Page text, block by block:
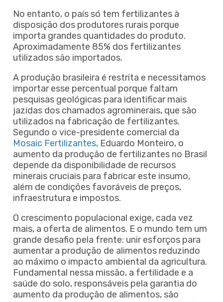
No entanto, o país só tem fertilizantes à
disposição dos produtores rurais porque
importa grandes quantidades do produto.
Aproximadamente 85% dos fertilizantes
utilizados são importados.
A produção brasileira é restrita e necessitamos
importar esse percentual porque faltam
pesquisas geológicas para identificar mais
jazidas dos chamados agrominerais, que são
utilizados na fabricação de fertilizantes.
Segundo o vice-presidente comercial da
Mosaic Fertilizantes, Eduardo Monteiro, o
aumento da produção de fertilizantes no Brasil
depende da disponibilidade de recursos
minerais cruciais para fabricar este insumo,
além de condições favoráveis de preços,
infraestrutura e impostos.
O crescimento populacional exige, cada vez
mais, a oferta de alimentos. E o mundo tem um
grande desafio pela frente: unir esforços para
aumentar a produção de alimentos reduzindo
ao máximo o impacto ambiental da agricultura.
Fundamental nessa missão, a fertilidade e a
saúde do solo, responsáveis pela garantia do
aumento da produção de alimentos, são